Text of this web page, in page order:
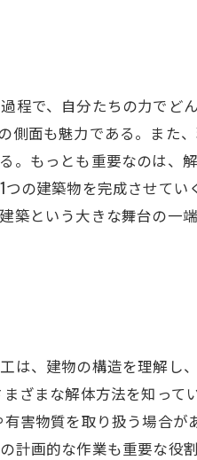
程で、自分たちの力でど
側面も魅力である。また
。もっとも重要なのは、
の建築物を完成させてい
築という大きな舞台の一
は、建物の構造を理解し
ざまな解体方法を知って
害物質を取り扱う場合が
計画的な作業も重要な役